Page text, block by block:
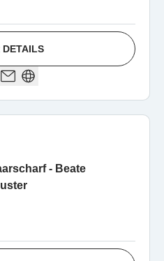
DETAILS
- Beate